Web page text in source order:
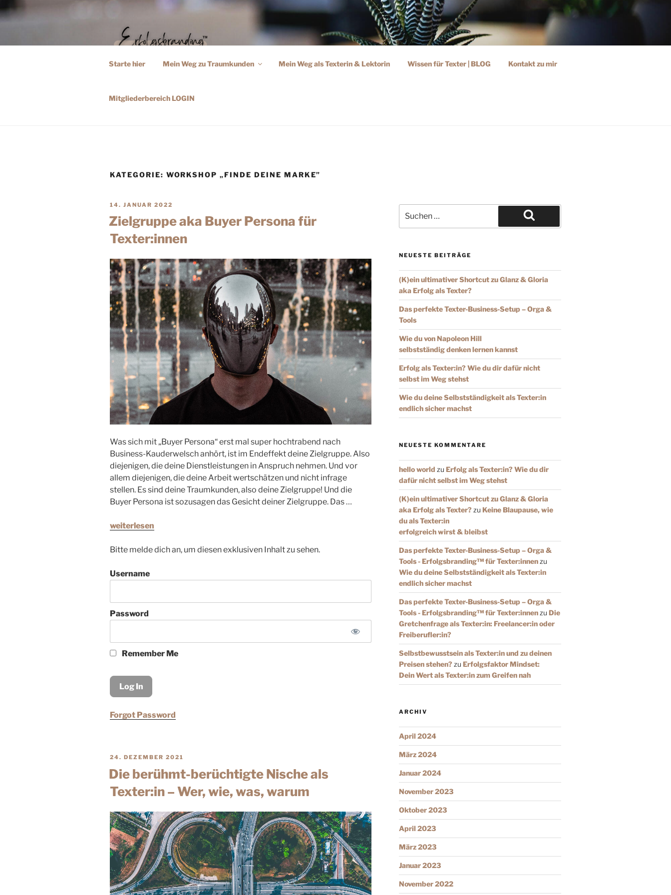
Deine Roadmap zu Businessplan & Personal-Branding als Texter:in
Starte hier Mein Weg zu Traumkunden Mein Weg als Texterin & Lektorin Wissen für Texter | BLOG Kontakt zu mir
Mitgliederbereich LOGIN
KATEGORIE: WORKSHOP „FINDE DEINE MARKE”
14. JANUAR 2022
Zielgruppe aka Buyer Persona für
Texter:innen
Was sich mit „Buyer Persona“ erst mal super hochtrabend nach
Business-Kauderwelsch anhört, ist im Endeffekt deine Zielgruppe. Also
diejenigen, die deine Dienstleistungen in Anspruch nehmen. Und vor
allem diejenigen, die deine Arbeit wertschätzen und nicht infrage
stellen. Es sind deine Traumkunden, also deine Zielgruppe! Und die
Buyer Persona ist sozusagen das Gesicht deiner Zielgruppe. Das …
weiterlesen
Bitte melde dich an, um diesen exklusiven Inhalt zu sehen.
Username
Password
Remember Me
Forgot Password
24. DEZEMBER 2021
Die berühmt-berüchtigte Nische als
Texter:in – Wer, wie, was, warum
NEUESTE BEITRÄGE
(K)ein ultimativer Shortcut zu Glanz & Gloria
aka Erfolg als Texter?
Das perfekte Texter-Business-Setup – Orga &
Tools
Wie du von Napoleon Hill
selbstständig denken lernen kannst
Erfolg als Texter:in? Wie du dir dafür nicht
selbst im Weg stehst
Wie du deine Selbstständigkeit als Texter:in
endlich sicher machst
NEUESTE KOMMENTARE
hello world zu Erfolg als Texter:in? Wie du dir
dafür nicht selbst im Weg stehst
(K)ein ultimativer Shortcut zu Glanz & Gloria
aka Erfolg als Texter? zu Keine Blaupause, wie
du als Texter:in
erfolgreich wirst & bleibst
Das perfekte Texter-Business-Setup – Orga &
Tools - Erfolgsbranding™️ für Texter:innenzu
Wie du deine Selbstständigkeit als Texter:in
endlich sicher machst
Das perfekte Texter-Business-Setup – Orga &
Tools - Erfolgsbranding™️ für Texter:innenzu Die
Gretchenfrage als Texter:in: Freelancer:in oder
Freiberufler:in?
Selbstbewusstsein als Texter:in und zu deinen
Preisen stehen? zu Erfolgsfaktor Mindset:
Dein Wert als Texter:in zum Greifen nah
ARCHIV
April 2024
März 2024
Januar 2024
November 2023
Oktober 2023
April 2023
März 2023
Januar 2023
November 2022